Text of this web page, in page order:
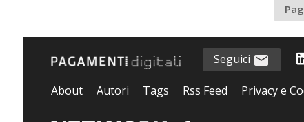
Seguici
About Autori Tags Rss Feed Privacy e